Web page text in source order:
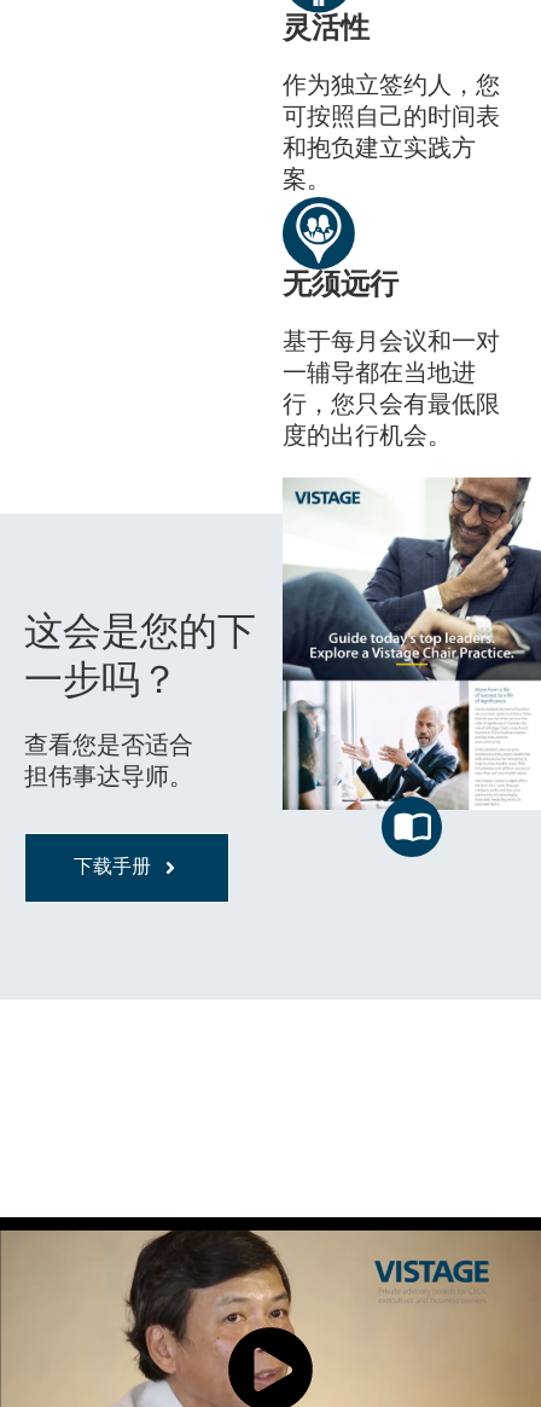
灵活性
作为独立签约人，您
可按照自己的时间表
和抱负建立实践方
案。
无须远行
基于每月会议和一对
一辅导都在当地进
行，您只会有最低限
度的出行机会。
这会是您的下
一步吗？
查看您是否适合
担伟事达导师。
下载手册